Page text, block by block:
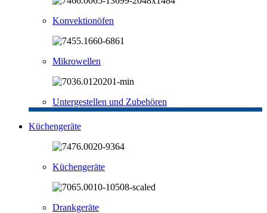
Konvektionöfen
Mikrowellen
Untergestellen und Zubehören
Küchengeräte
Küchengeräte
Drankgeräte